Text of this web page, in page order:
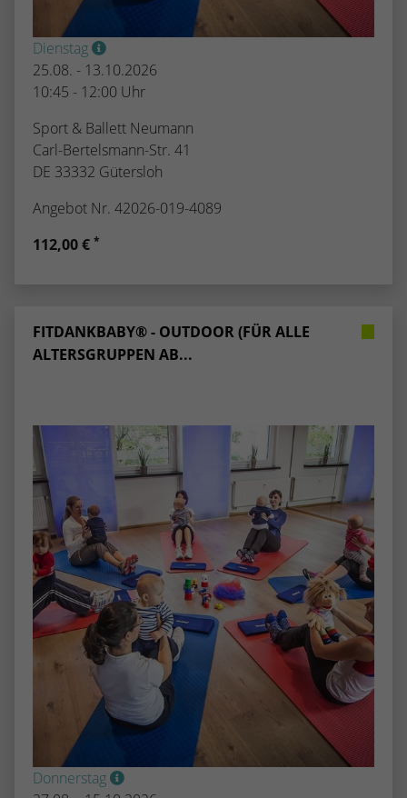
Dienstag
25.08. - 13.10.2026
10:45 - 12:00 Uhr
Sport & Ballett Neumann
Carl-Bertelsmann-Str. 41
DE 33332 Gütersloh
Angebot Nr. 42026-019-4089
112,00 € *
FITDANKBABY® - OUTDOOR (FÜR ALLE
ALTERSGRUPPEN AB...
Donnerstag